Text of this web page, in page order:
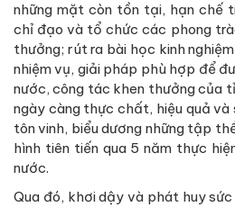
những mặt còn tồn tại, hạn chế
chỉ đạo và tổ chức các phong
thưởng; rút ra bài học kinh
nhiệm vụ, giải pháp phù hợp để
nước, công tác khen thưởng của
ngày càng thực chất, hiệu quả
tôn vinh, biểu dương những tập
hình tiên tiến qua 5 năm thực
nước.
Qua đó, khơi dậy và phát huy